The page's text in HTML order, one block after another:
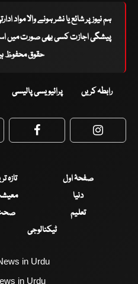
ہم نیوز پر شائع یا نشر ہونے والا مواد
پیشگی اجازت کسی بھی صورت میں
حقوق محفوظ ہیں
رابطہ کریں پرائیویسی پالیسی
Facebook
صفحۂ اول تازہ
دنیا
تعلیم
ٹیکنالوجی
in Urdu
in Urdu